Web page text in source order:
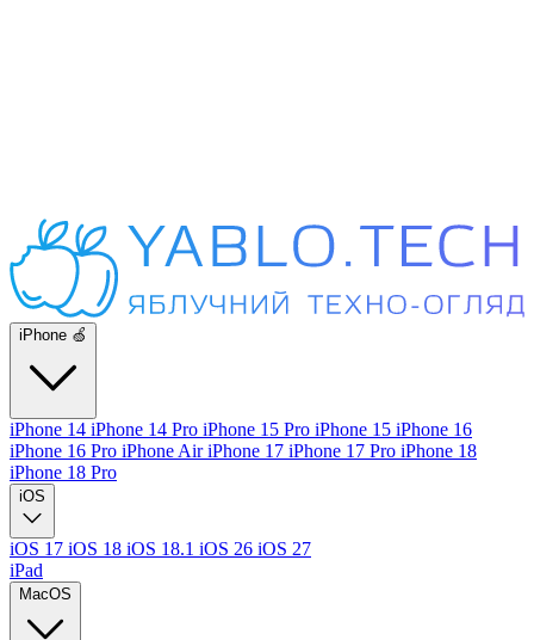
iPhone 🍏
iPhone 14 iPhone 14 Pro iPhone 15 Pro iPhone 15 iPhone 16
iPhone 16 Pro iPhone AiriPhone 17 iPhone 17 Pro iPhone 18
iPhone 18 Pro
iOS
iOS 17 iOS 18 iOS 18.1 iOS 26 iOS 27
iPad
MacOS